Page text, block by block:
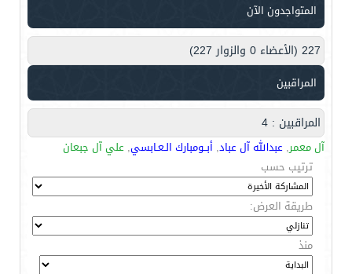
المتواجدون الآن
227 (الأعضاء 0 والزوار 227)
المراقبين
المراقبين : 4
آل معمر, عبدالله آل عباد, أبــومبارك الـعـابسي, علي آل جبعان
ترتيب حسب
طريقة العرض:
منذ